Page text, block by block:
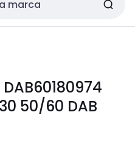
DAB60180974
50/60 DAB